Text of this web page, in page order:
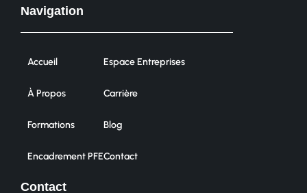
Navigation
Accueil
À Propos
Formations
Encadrement PFE
Espace Entreprises
Carrière
Blog
Contact
Contact